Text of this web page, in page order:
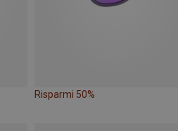
Risparmi 50%